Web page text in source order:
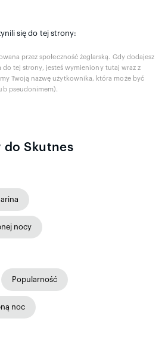
się do tej strony:
przez społeczność żeglarską. Gdy dodajesz
do tej strony, jesteś wymieniony tutaj wraz z
Twoją nazwę użytkownika, która może być
pseudonimem).
do Skutnes
nocy
Popularność
noc